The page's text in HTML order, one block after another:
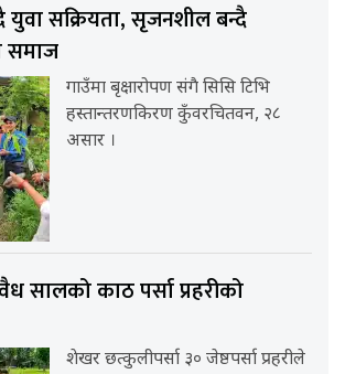
युवा सक्रियता, सृजनशील बन्दै
समाज
गाउँमा बृक्षारोपण संगै सिसि टिभि
हस्तान्तरणकिरण कुँवरचितवन, २८
असार ।
सालको काठ पर्सा प्रहरीको
शेखर छत्कुलीपर्सा ३० जेष्ठपर्सा प्रहरीले